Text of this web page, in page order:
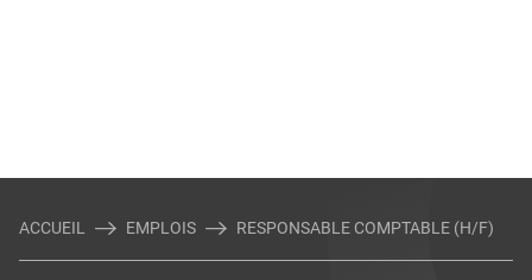
ACCUEIL EMPLOIS RESPONSABLE COMPTABLE (H/F)